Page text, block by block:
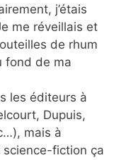
j’étais
me réveillais et
de rhum
fond de ma
les éditeurs à
Dupuis,
mais à
science-fiction ça